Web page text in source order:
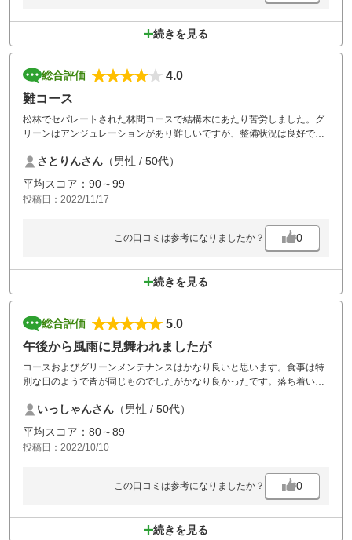
続きを見る
総合評価
4.0
難コース
松林でセパレートされた林間コースで結構木にあたり苦労しました。グ
リーンはアンジュレーションがあり難しいですが、整備状況は良好でし
がありましたが自販機のみで残念でした。平日の割に人が多かったで
す。
さとりんさん （男性 / 50代）
平均スコア：90～99
投稿日：2022/11/17
この口コミは参考になりましたか？ 0
続きを見る
総合評価
5.0
午後から風雨に見舞われましたが
コースおよびグリーンメンテナンスはかなり良いと思います。食事は特
別な日のようで皆が同じものでしたがかなり良かったです。落ち着いた
いっしゃんさん （男性 / 50代）
平均スコア：80～89
投稿日：2022/10/10
この口コミは参考になりましたか？ 0
続きを見る